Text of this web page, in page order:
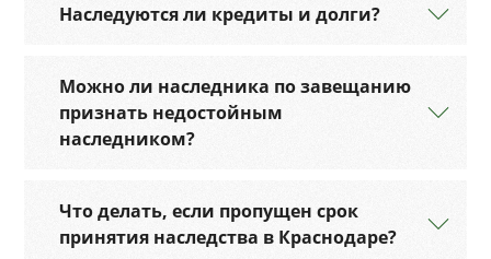
Наследуются ли кредиты и долги?
Можно ли наследника по завещанию
признать недостойным
наследником?
Что делать, если пропущен срок
принятия наследства в Краснодаре?